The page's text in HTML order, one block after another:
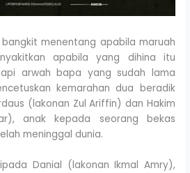
menentang apabila maruah
apabila yang dihina itu
arwah bapa yang sudah lama
kemarahan dua beradik
(lakonan Zul Ariffin) dan Hakim
anak kepada seorang bekas
meninggal dunia.
Danial (lakonan Ikmal Amry),